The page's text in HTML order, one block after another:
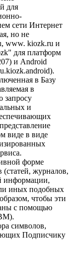
для
сети Интернет
но не
www. kiozk.ru и
для платформ
и Android
в Базу
в
запросу
и
виде в виде
форме
(статей, журналов,
информации,
иных подобных
чтобы эти
с помощью
символов,
Подписчику